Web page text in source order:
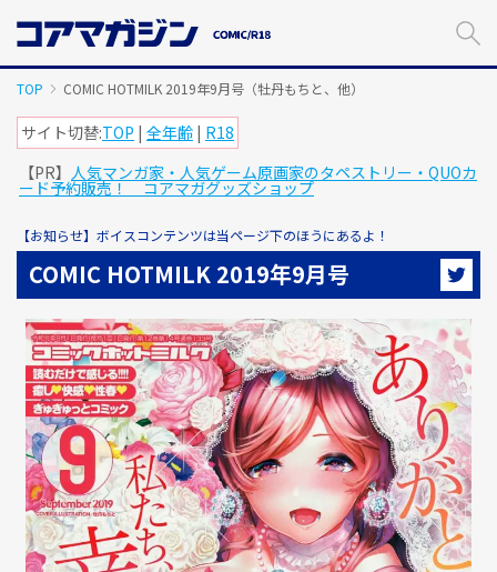
TOP COMIC HOTMILK 2019年9月号（牡丹もちと、他）
サイト切替:TOP | 全年齢 | R18
【PR】 人気マンガ家・人気ゲーム原画家のタペストリー・QUOカ
ード予約販売！ コアマガグッズショップ
【お知らせ】ボイスコンテンツは当ページ下のほうにあるよ！
COMIC HOTMILK 2019年9月号